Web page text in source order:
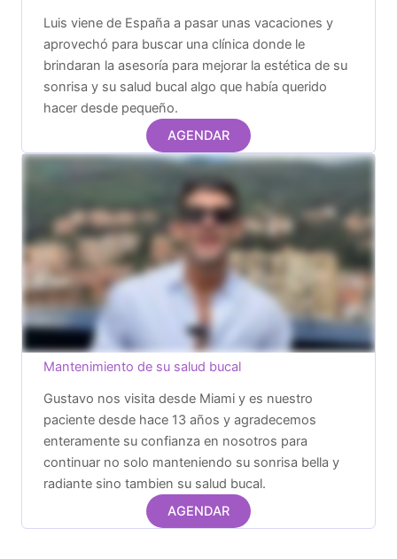
Luis viene de España a pasar unas vacaciones y
aprovechó para buscar una clínica donde le
brindaran la asesoría para mejorar la estética de su
sonrisa y su salud bucal algo que había querido
hacer desde pequeño.
AGENDAR
Mantenimiento de su salud bucal
Gustavo nos visita desde Miami y es nuestro
paciente desde hace 13 años y agradecemos
enteramente su confianza en nosotros para
continuar no solo manteniendo su sonrisa bella y
radiante sino tambien su salud bucal.
AGENDAR